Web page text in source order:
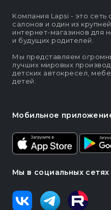
Компания Lapsi - это сеть
салонов и один из
интернет-магазинов для
и будущих родителей.
Мы представляем
лучших мировых
детских автокресел,
детей.
Мобильное
Мы в социальных сетях